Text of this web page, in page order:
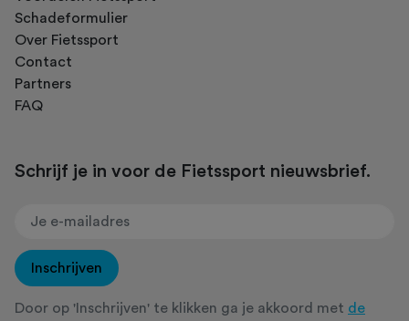
Schadeformulier
Over Fietssport
Contact
Partners
FAQ
Schrijf je in voor de Fietssport nieuwsbrief.
Inschrijven
Door op 'Inschrijven' te klikken ga je akkoord met de